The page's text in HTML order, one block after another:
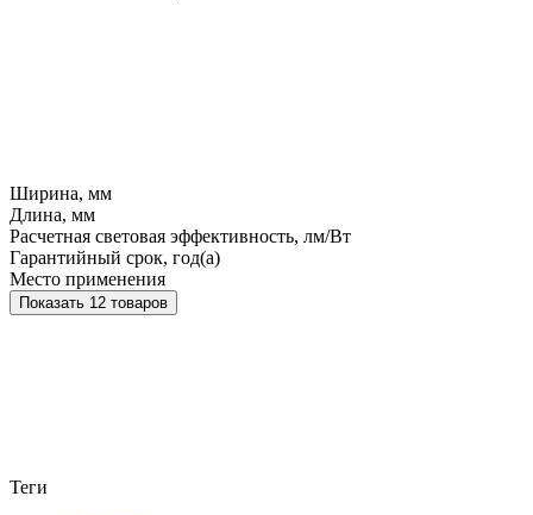
Ширина, мм
Длина, мм
Расчетная световая эффективность, лм/Вт
Гарантийный срок, год(а)
Место применения
Показать 12 товаров
Теги